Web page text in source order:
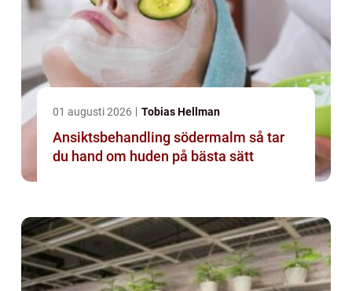
01 augusti 2026 Tobias Hellman
Ansiktsbehandling södermalm så tar
du hand om huden på bästa sätt